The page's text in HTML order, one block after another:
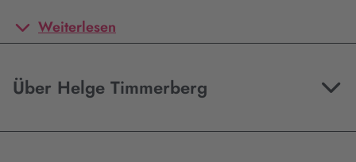
Weiterlesen
Über Helge Timmerberg